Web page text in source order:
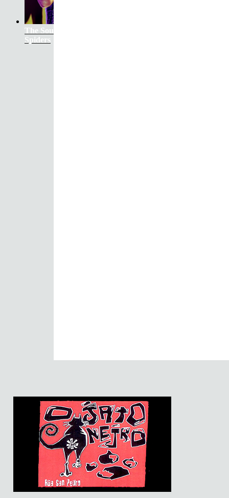
The Soundtrack Of Our Lives +
Spiders